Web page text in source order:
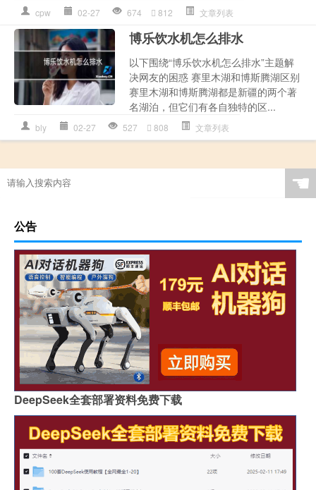
cpw 02-27 674 812 文章列表
博乐饮水机怎么排水
以下围绕“博乐饮水机怎么排水”主题解
决网友的困惑 赛里木湖和博斯腾湖区别
赛里木湖和博斯腾湖都是新疆的两个著
名湖泊，但它们有各自独特的区...
bly 02-27 527 808 文章列表
☚
公告
DeepSeek全套部署资料免费下载